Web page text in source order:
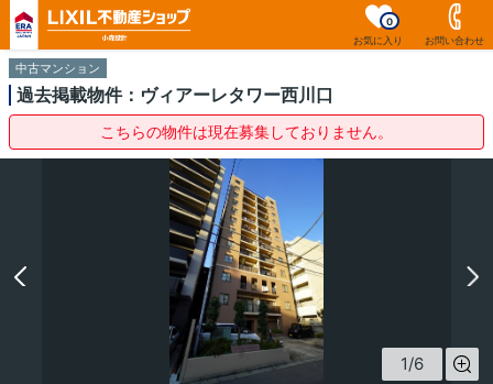
お気に入り
0
お問い合わせ
中古マンション
過去掲載物件：ヴィアーレタワー西川口
こちらの物件は現在募集しておりません。
1/6